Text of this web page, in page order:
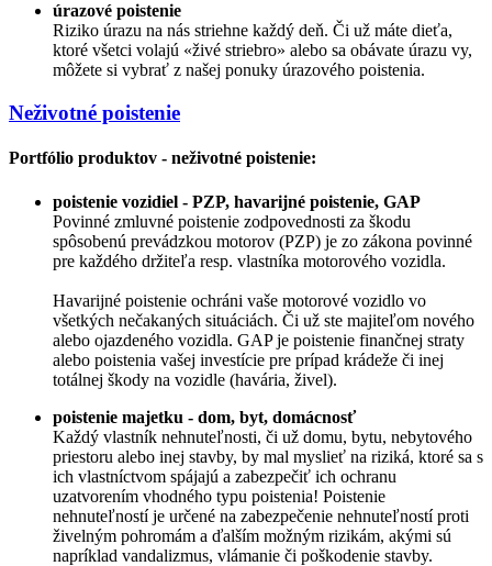
úrazové poistenie
Riziko úrazu na nás striehne každý deň. Či už máte dieťa,
ktoré všetci volajú «živé striebro» alebo sa obávate úrazu vy,
môžete si vybrať z našej ponuky úrazového poistenia.
Neživotné poistenie
Portfólio produktov - neživotné poistenie:
poistenie vozidiel - PZP, havarijné poistenie, GAP
Povinné zmluvné poistenie zodpovednosti za škodu
spôsobenú prevádzkou motorov (PZP) je zo zákona povinné
pre každého držiteľa resp. vlastníka motorového vozidla.
Havarijné poistenie ochráni vaše motorové vozidlo vo
všetkých nečakaných situáciách. Či už ste majiteľom nového
alebo ojazdeného vozidla. GAP je poistenie finančnej straty
alebo poistenia vašej investície pre prípad krádeže či inej
totálnej škody na vozidle (havária, živel).
poistenie majetku - dom, byt, domácnosť
Každý vlastník nehnuteľnosti, či už domu, bytu, nebytového
priestoru alebo inej stavby, by mal myslieť na riziká, ktoré sa s
ich vlastníctvom spájajú a zabezpečiť ich ochranu
uzatvorením vhodného typu poistenia! Poistenie
nehnuteľností je určené na zabezpečenie nehnuteľností proti
živelným pohromám a ďalším možným rizikám, akými sú
napríklad vandalizmus, vlámanie či poškodenie stavby.